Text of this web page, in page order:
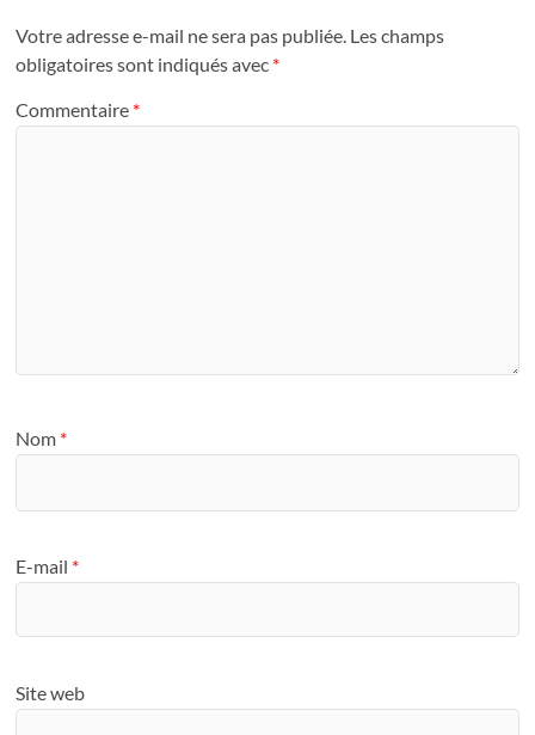
Votre adresse e-mail ne sera pas publiée. Les champs
obligatoires sont indiqués avec *
Commentaire *
Nom *
E-mail *
Site web